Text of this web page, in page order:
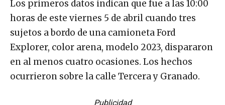
Los primeros datos indican que fue a las 10:00
horas de este viernes 5 de abril cuando tres
sujetos a bordo de una camioneta Ford
Explorer, color arena, modelo 2023, dispararon
en al menos cuatro ocasiones. Los hechos
ocurrieron sobre la calle Tercera y Granado.
Publicidad